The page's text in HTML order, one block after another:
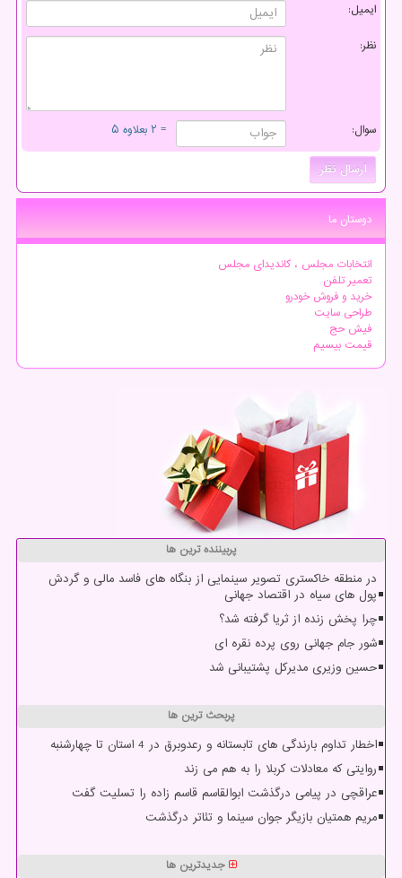
ایمیل:
نظر:
سوال: = ۲ بعلاوه ۵
دوستان ما
انتخابات مجلس ، کاندیدای مجلس
تعمیر تلفن
خرید و فروش خودرو
طراحی سایت
فیش حج
قیمت بیسیم
پربیننده ترین ها
در منطقه خاکستری تصویر سینمایی از بنگاه های فاسد مالی و گردش
پول های سیاه در اقتصاد جهانی
چرا پخش زنده از ثریا گرفته شد؟
شور جام جهانی روی پرده نقره ای
حسین وزیری مدیرکل پشتیبانی شد
پربحث ترین ها
اخطار تداوم بارندگی های تابستانه و رعدوبرق در 4 استان تا چهارشنبه
روایتی که معادلات کربلا را به هم می زند
عراقچی در پیامی درگذشت ابوالقاسم قاسم زاده را تسلیت گفت
مریم همتیان بازیگر جوان سینما و تئاتر درگذشت
جدیدترین ها